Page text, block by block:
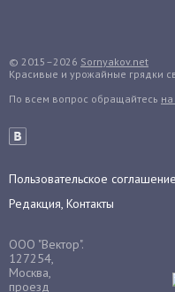
Груша
Груши
Грядки
Дайкон
Декабрист
Дендробиум
Денежное дерево
© 2015–2026 Sornyakov.net
Красивые и урожайные грядки
По всем вопрос обращайтесь
Пользовательское соглашение
Редакция, Контакты
ООО "Вектор".
127254,
Москва,
проезд